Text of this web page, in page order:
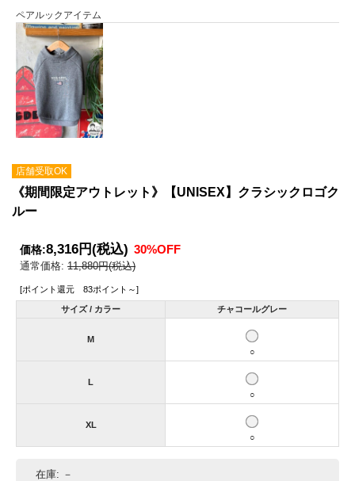
ペアルックアイテム
店舗受取OK
《期間限定アウトレット》【UNISEX】クラシックロゴク
ルー
価格:8,316円(税込) 30%OFF
通常価格: 11,880円(税込)
[ポイント還元 83ポイント～]
サイズ / カラー チャコールグレー
M
○
L
○
XL
○
在庫: －